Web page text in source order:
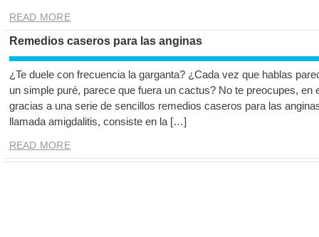
READ MORE
Remedios caseros para las anginas
¿Te duele con frecuencia la garganta? ¿Cada vez que hablas
un simple puré, parece que fuera un cactus? No te preocupes,
gracias a una serie de sencillos remedios caseros para las
llamada amigdalitis, consiste en la […]
READ MORE